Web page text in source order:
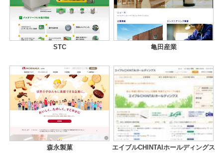
STC 亀田産業
森永製菓 エイブルCHINTAIホールディングス